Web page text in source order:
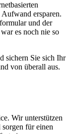
ersparen.
und der
es noch nie so
sichern Sie sich Ihr
von überall aus.
Wir unterstützen
für einen